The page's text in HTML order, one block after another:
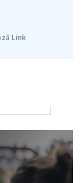
Link